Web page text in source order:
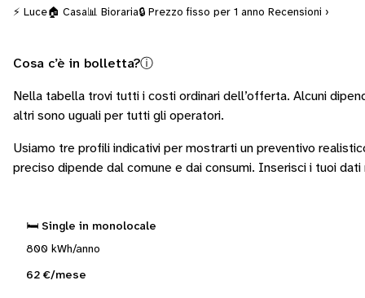
⚡ Luce🏠 Casa📊 Bioraria🔒 Prezzo fisso per 1 anno Recensioni ›
Cosa c’è in bolletta?ⓘ
Nella tabella trovi tutti i costi ordinari dell’offerta. Alcuni
altri sono uguali per tutti gli operatori.
Usiamo tre profili indicativi per mostrarti un preventivo
preciso dipende dal comune e dai consumi. Inserisci i tuoi
🛏️ Single in monolocale
800 kWh/anno
62 €/mese